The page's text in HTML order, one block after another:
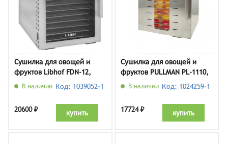
Сушилка для овощей и
фруктов Libhof FDN-12,
серебристый
В наличии Код: 1039052-1
20600 ₽ купить
Сушилка для овощей и
фруктов PULLMAN PL-1110,
нержавеющая сталь/
В наличии Код: 1024259-1
17724 ₽ купить